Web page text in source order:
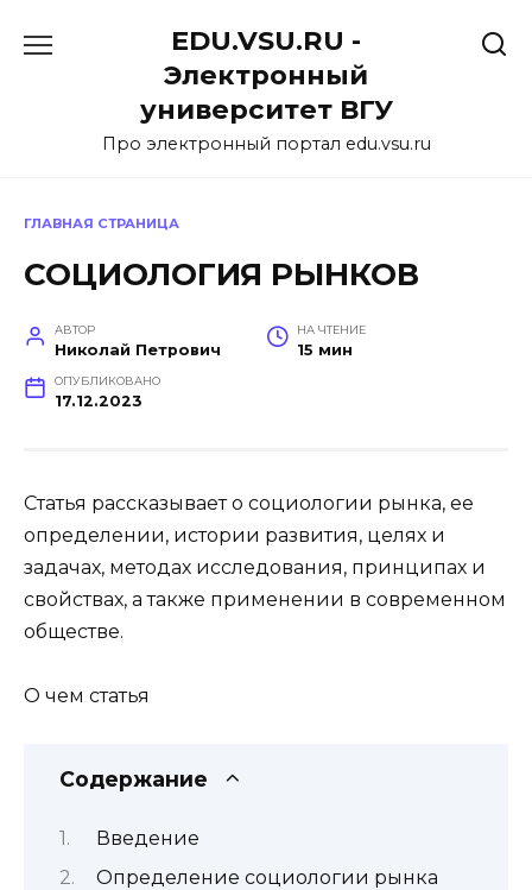
EDU.VSU.RU -
Электронный
университет ВГУ
Про электронный портал edu.vsu.ru
ГЛАВНАЯ СТРАНИЦА
СОЦИОЛОГИЯ РЫНКОВ
АВТОР
Николай Петрович
НА ЧТЕНИЕ
15 мин
ОПУБЛИКОВАНО
17.12.2023
Статья рассказывает о социологии рынка, ее
определении, истории развития, целях и
задачах, методах исследования, принципах и
свойствах, а также применении в современном
обществе.
О чем статья
Содержание
Введение
Определение социологии рынка